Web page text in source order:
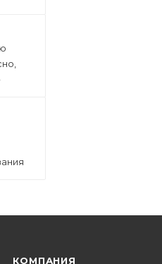
КОМПАНИЯ